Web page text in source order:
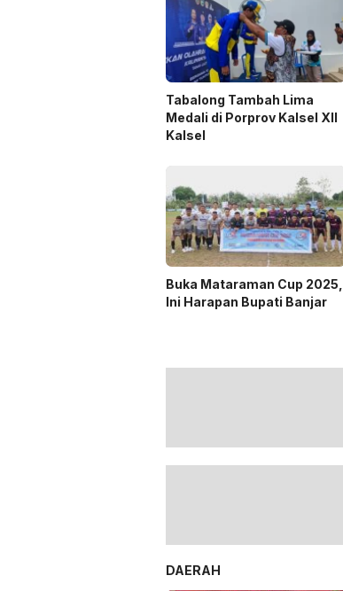
Tabalong Tambah Lima
Medali di Porprov Kalsel XII
Kalsel
Buka Mataraman Cup 2025,
Ini Harapan Bupati Banjar
DAERAH